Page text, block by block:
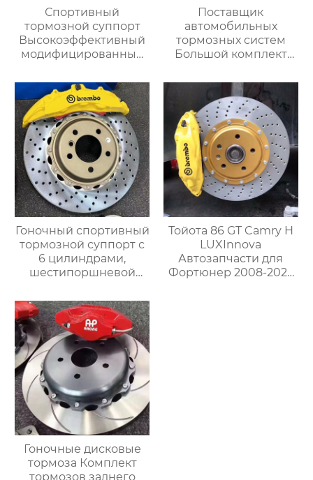
Спортивный
тормозной суппорт
Высокоэффективный
модифицированный
комплект 19Z
Гоночные задние 4
поршня Тормозной
суппорт BMW Audi
Benz
Поставщик
автомобильных
тормозных систем
Большой комплект
18Z 4pot Суппорт
заднего тормоза
Подходит для Toyota,
Audi, Honda,
Volkswagen, Infiniti
Гоночный спортивный
тормозной суппорт с
6 цилиндрами,
шестипоршневой
V6, изготовленный на
заказ, Большой
тормозной комплект
Тойота 86 GT Camry H
LUXInnova
Автозапчасти для
Фортюнер 2008-2023
Гоночные дисковые
тормоза Комплект
тормозов заднего